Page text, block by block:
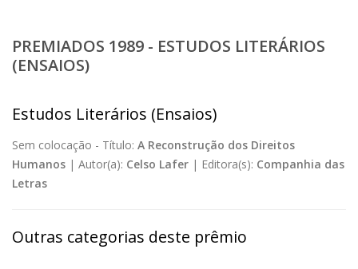
PREMIADOS 1989 - ESTUDOS LITERÁRIOS
(ENSAIOS)
Estudos Literários (Ensaios)
Sem colocação - Título: A Reconstrução dos Direitos
Humanos | Autor(a): Celso Lafer | Editora(s): Companhia das
Letras
Outras categorias deste prêmio